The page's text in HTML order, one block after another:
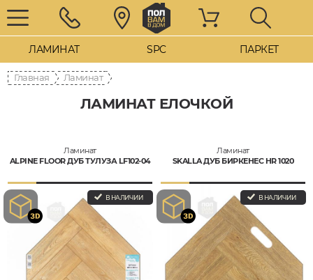
ЛАМИНАТ SPC ПАРКЕТ
Главная Ламинат
ЛАМИНАТ ЕЛОЧКОЙ
Ламинат
ALPINE FLOOR ДУБ ТУЛУЗА LF102-04
В НАЛИЧИИ
Ламинат
SKALLA ДУБ БИРКЕНЕС HR 1020
В НАЛИЧИИ